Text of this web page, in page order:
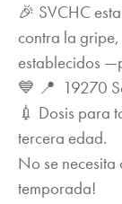
🎉 SVCHC
contra la
establecidos
💙 📍 19270
💉 Dosis para
tercera edad.
No se
temporada!